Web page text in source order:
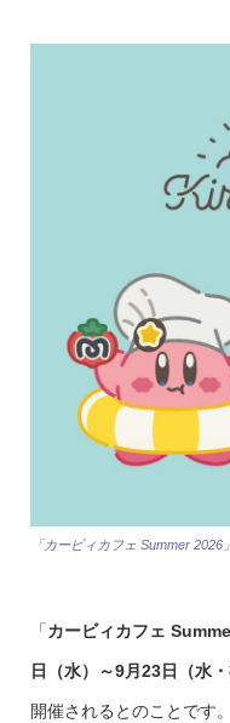
「カービィカフェ Summer
「カービィカフェ
日（水）～9月23日（水・
開催されるとのことです。